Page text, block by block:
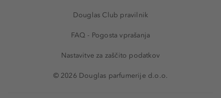
Douglas Club pravilnik
FAQ - Pogosta vprašanja
Nastavitve za zaščito podatkov
© 2026 Douglas parfumerije d.o.o.